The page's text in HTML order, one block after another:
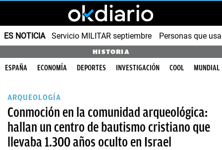
ES NOTICIA Servicio MILITAR septiembre Personas que
HISTORIA
ESPAÑA ECONOMÍA DEPORTES INVESTIGACIÓN COOL MUNDIAL
ARQUEOLOGÍA
Conmoción en la comunidad arqueológica:
hallan un centro de bautismo cristiano que
llevaba 1.300 años oculto en Israel